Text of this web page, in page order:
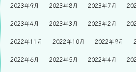
2023年9月 2023年8月 2023年7月
2023年4月 2023年3月 2023年2月
2022年11月 2022年10月 2022年9月
2022年6月 2022年5月 2022年4月